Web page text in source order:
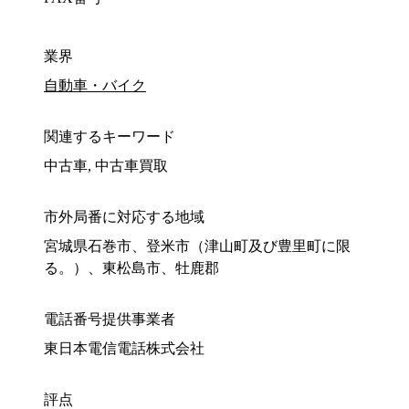
業界
自動車・バイク
関連するキーワード
中古車, 中古車買取
市外局番に対応する地域
宮城県石巻市、登米市（津山町及び豊里町に限
る。）、東松島市、牡鹿郡
電話番号提供事業者
東日本電信電話株式会社
評点